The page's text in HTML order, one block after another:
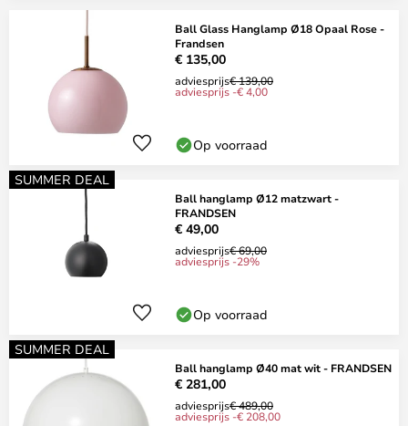
Ball Glass Hanglamp Ø18 Opaal Rose -
Frandsen
€ 135,00
adviesprijs€ 139,00
adviesprijs -€ 4,00
Op voorraad
SUMMER DEAL
Ball hanglamp Ø12 matzwart -
FRANDSEN
€ 49,00
adviesprijs€ 69,00
adviesprijs -29%
Op voorraad
SUMMER DEAL
Ball hanglamp Ø40 mat wit - FRANDSEN
€ 281,00
adviesprijs€ 489,00
adviesprijs -€ 208,00